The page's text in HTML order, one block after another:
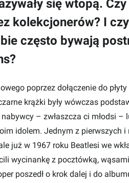
się wtopą.
kolekcjonerów? I
często bywają
poprzez dołączenie do
krążki były wówczas
– zwłaszcza ci młodsi –
idolem. Jednym z pierwszych
już w 1967 roku Beatlesi we
wycinankę z pocztówką,
poszedł o krok dalej i do